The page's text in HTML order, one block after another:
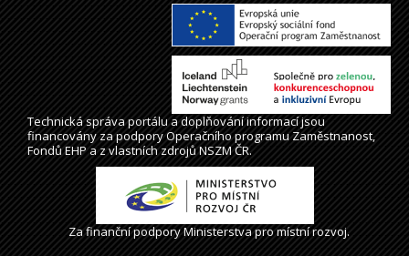
Technická správaportálua doplňování informací jsou
financovány za podpory Operačního programu Zaměstnanost,
Fondů EHP a z vlastních zdrojů NSZM ČR.
Za finanční podpory Ministerstva pro místní rozvoj.